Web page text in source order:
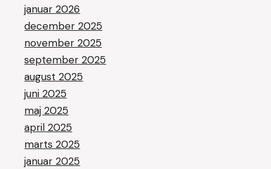
januar 2026
december 2025
november 2025
september 2025
august 2025
juni 2025
maj 2025
april 2025
marts 2025
januar 2025